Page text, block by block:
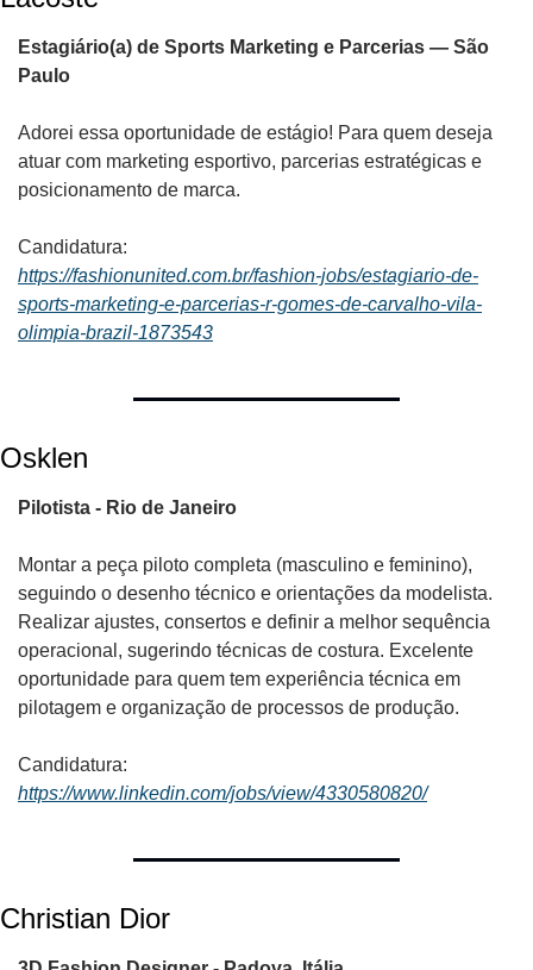
Estagiário(a) de Sports Marketing e Parcerias — São
Paulo
Adorei essa oportunidade de estágio! Para quem deseja
atuar com marketing esportivo, parcerias estratégicas e
posicionamento de marca.
Candidatura:
https://fashionunited.com.br/fashion-jobs/estagiario-de-
sports-marketing-e-parcerias-r-gomes-de-carvalho-vila-
olimpia-brazil-1873543
Osklen
Pilotista - Rio de Janeiro
Montar a peça piloto completa (masculino e feminino),
seguindo o desenho técnico e orientações da modelista.
Realizar ajustes, consertos e definir a melhor sequência
operacional, sugerindo técnicas de costura. Excelente
oportunidade para quem tem experiência técnica em
pilotagem e organização de processos de produção.
Candidatura:
https://www.linkedin.com/jobs/view/4330580820/
Christian Dior